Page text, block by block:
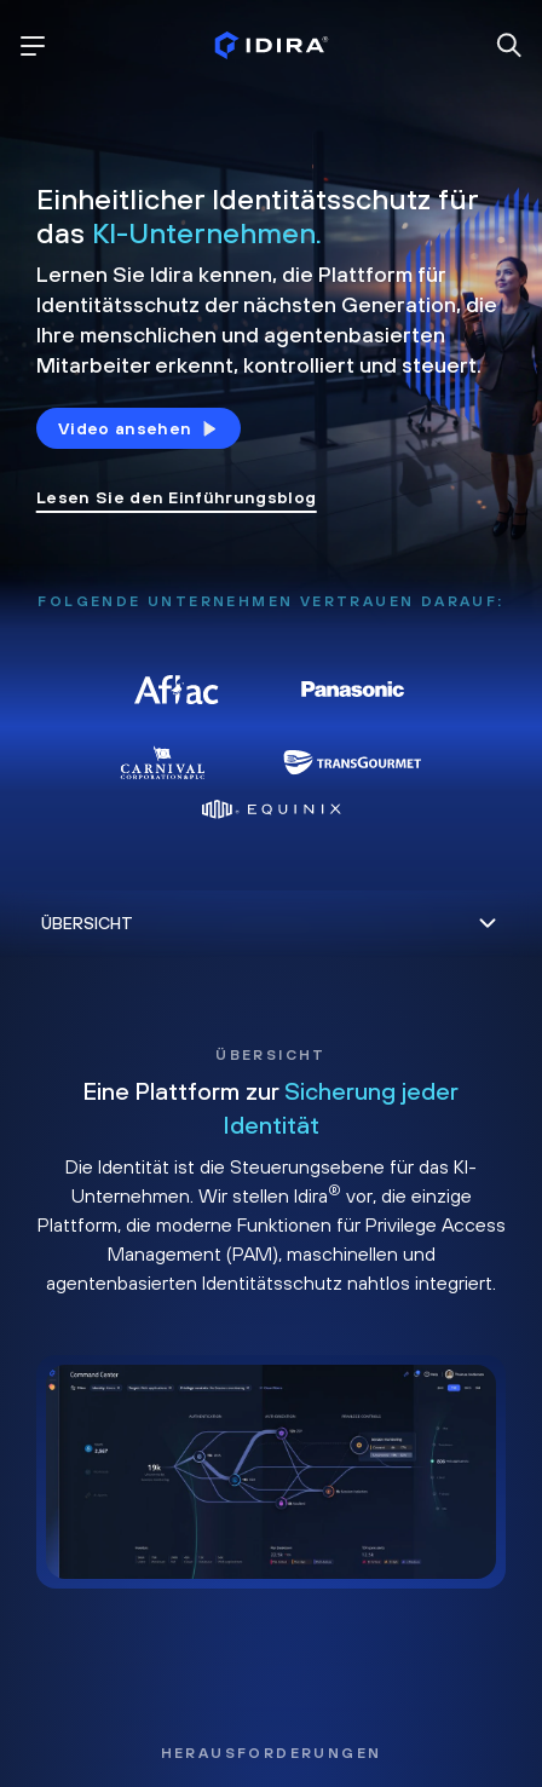
Einheitlicher Identitätsschutz für
das KI-Unternehmen.
Lernen Sie Idira kennen, die Plattformfür
Identitätsschutz der nächsten Generation, die
Ihre menschlichen und agentenbasierten
Mitarbeiter erkennt, kontrolliert undsteuert.
Video ansehen
Lesen Sie den Einführungsblog
FOLGENDE UNTERNEHMEN VERTRAUEN DARAUF:
ÜBERSICHT
Eine Plattform zur Sicherung jeder
Identität
Die Identität ist die Steuerungsebene für das KI-
Unternehmen. Wir stellen Idira® vor, die einzige
Plattform, die moderne Funktionen für Privilege Access
Management (PAM), maschinellen und
agentenbasierten Identitätsschutz nahtlos integriert.
HERAUSFORDERUNGEN